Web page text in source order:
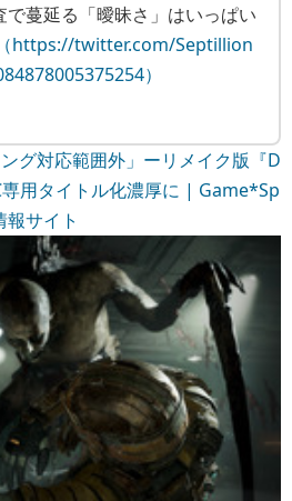
蔓延る「曖昧さ」はいっぱい
（https://twitter.com/Septillion
）
グ対応範囲外」ーリメイク版『D
用タイトル化濃厚に | Game*Sp
サイト